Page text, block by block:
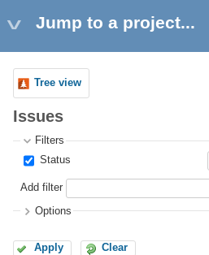
Jump to a project...
Tree view
Issues
Filters
Status
Add filter
Options
Apply Clear